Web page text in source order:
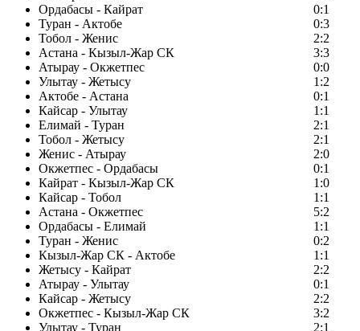
Ордабасы - Кайрат
0:1
Туран - Актобе
0:3
Тобол - Женис
2:2
Астана - Кызыл-Жар СК
3:3
Атырау - Окжетпес
0:0
Улытау - Жетысу
1:2
Актобе - Астана
0:1
Кайсар - Улытау
1:1
Елимай - Туран
2:1
Тобол - Жетысу
2:1
Женис - Атырау
2:0
Окжетпес - Ордабасы
0:1
Кайрат - Кызыл-Жар СК
1:0
Кайсар - Тобол
1:1
Астана - Окжетпес
5:2
Ордабасы - Елимай
1:1
Туран - Женис
0:2
Кызыл-Жар СК - Актобе
1:1
Жетысу - Кайрат
2:2
Атырау - Улытау
0:1
Кайсар - Жетысу
2:2
Окжетпес - Кызыл-Жар СК
3:2
Улытау - Туран
2:1